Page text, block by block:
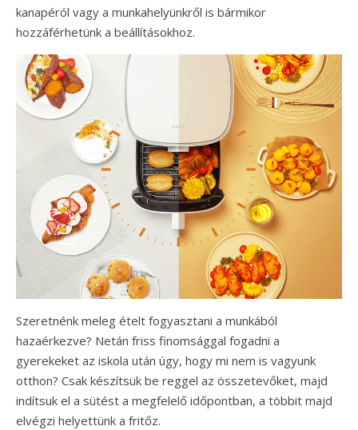
kanapéról vagy a munkahelyünkről is bármikor
hozzáférhetünk a beállításokhoz.
Szeretnénk meleg ételt fogyasztani a munkából
hazaérkezve? Netán friss finomsággal fogadni a
gyerekeket az iskola után úgy, hogy mi nem is vagyunk
otthon? Csak készítsük be reggel az összetevőket, majd
indítsuk el a sütést a megfelelő időpontban, a többit majd
elvégzi helyettünk a fritőz.